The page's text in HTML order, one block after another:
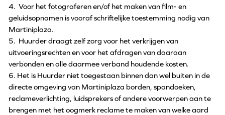
4. Voor het fotograferen en/of het maken van film- en
geluidsopnamen is vooraf schriftelijke toestemming nodig van
Martiniplaza.
5. Huurder draagt zelf zorg voor het verkrijgen van
uitvoeringsrechten en voor het afdragen van daaraan
verbonden en alle daarmee verband houdende kosten.
6. Het is Huurder niet toegestaan binnen dan wel buiten in de
directe omgeving van Martiniplaza borden, spandoeken,
reclameverlichting, luidsprekers of andere voorwerpen aan te
brengen met het oogmerk reclame te maken van welke aard